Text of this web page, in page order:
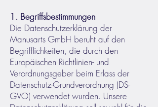
1. Begriffsbestimmungen
Die Datenschutzerklärung der
Manusarts GmbH beruht auf den
Begrifflichkeiten, die durch den
Europäischen Richtlinien- und
Verordnungsgeber beim Erlass der
Datenschutz-Grundverordnung (DS-
GVO) verwendet wurden. Unsere